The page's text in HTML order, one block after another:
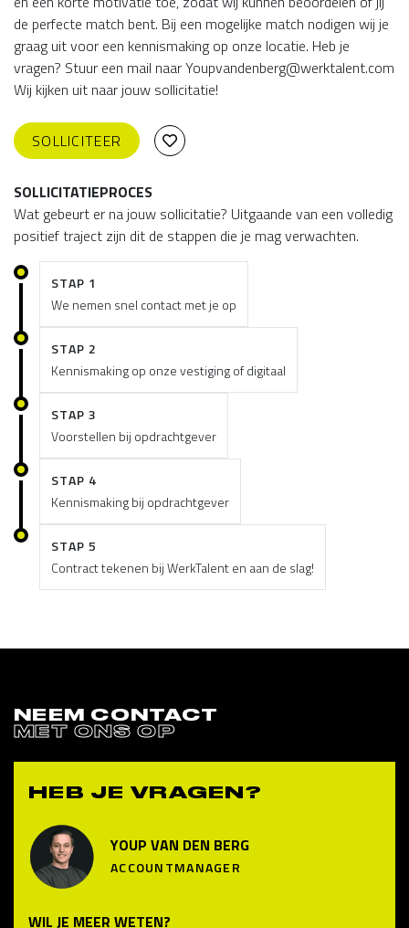
de perfecte match bent. Bij een mogelijke match nodigen wij je
graag uit voor een kennismaking op onze locatie. Heb je
vragen? Stuur een mail naar Youpvandenberg@werktalent.com
Wij kijken uit naar jouw sollicitatie!
SOLLICITEER
SOLLICITATIEPROCES
Wat gebeurt er na jouw sollicitatie? Uitgaande van een volledig
positief traject zijn dit de stappen die je mag verwachten.
STAP 1
We nemen snel contact met je op
STAP 2
Kennismaking op onze vestiging of digitaal
STAP 3
Voorstellen bij opdrachtgever
STAP 4
Kennismaking bij opdrachtgever
STAP 5
Contract tekenen bij WerkTalent en aan de slag!
NEEM CONTACT
MET ONS OP
HEB JE VRAGEN?
YOUP VAN DEN BERG
ACCOUNTMANAGER
WIL JE MEER WETEN?